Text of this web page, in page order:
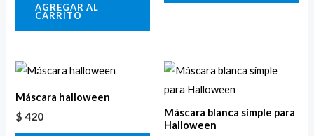
AGREGAR AL
CARRITO
Máscara halloween
$ 420
Máscara blanca simple para
Halloween